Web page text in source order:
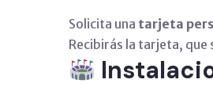
Solicita una tarjeta
Recibirás la tarjeta, que